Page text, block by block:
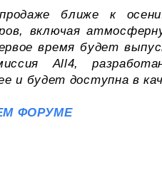
ближе к
включая
время будет
All4,
и будет доступна в
ФОРУМЕ